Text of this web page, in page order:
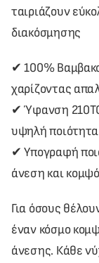
ταιριάζουν
διακόσμησης
✔ 100%
χαρίζοντας
✔ Ύφανση
υψηλή ποιότητα
✔ Υπογραφή
άνεση και
Για όσους
έναν κόσμο
άνεσης. Κάθε